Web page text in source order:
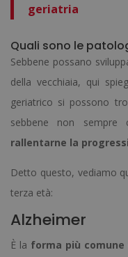
geriatria
Quali sono le
Sebbene possano
della vecchiaia, qui
geriatrico si possono
sebbene non
rallentarne la
Detto questo, vediamo
terza età:
Alzheimer
È la forma più comune